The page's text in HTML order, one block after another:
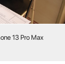
13 Pro Max